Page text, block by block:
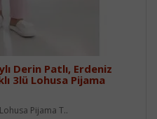
Derin Patlı, Erdeniz
3lü Lohusa Pijama
Pijama T..